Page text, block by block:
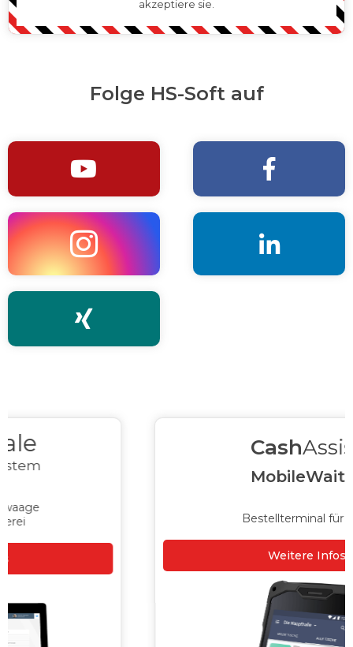
akzeptiere sie.
Folge HS-Soft auf
 
 
